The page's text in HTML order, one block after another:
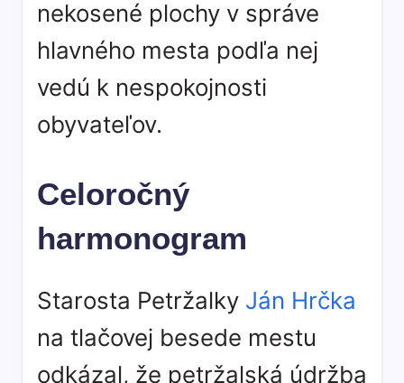
nekosené plochy v správe
hlavného mesta podľa nej
vedú k nespokojnosti
obyvateľov.
Celoročný
harmonogram
Starosta Petržalky Ján Hrčka
na tlačovej besede mestu
odkázal, že petržalská údržba